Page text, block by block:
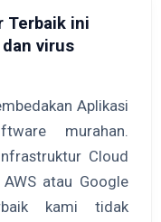
Terbaik ini
virus
Aplikasi
murahan.
Cloud
atau Google
kami tidak